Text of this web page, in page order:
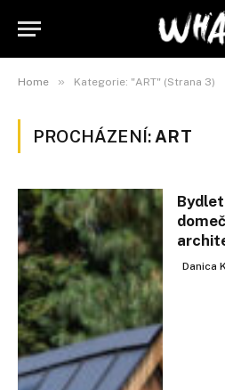
Home » Kategorie: "ART" (Strana 3)
PROCHÁZENÍ: ART
Danica